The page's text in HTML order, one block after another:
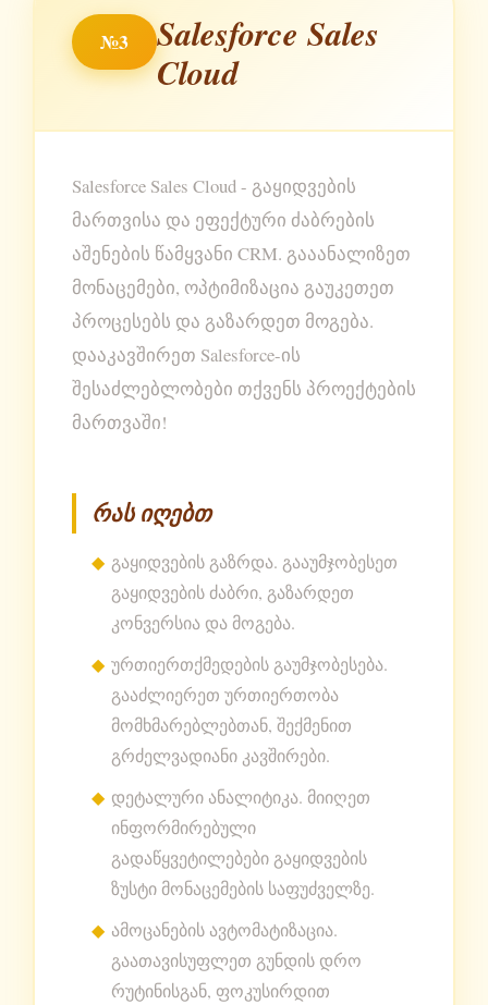
№3
Salesforce Sales
Cloud
Salesforce Sales Cloud - გაყიდვების
მართვისა და ეფექტური ძაბრების
აშენების წამყვანი CRM. გააანალიზეთ
მონაცემები, ოპტიმიზაცია გაუკეთეთ
პროცესებს და გაზარდეთ მოგება.
დააკავშირეთ Salesforce-ის
შესაძლებლობები თქვენს პროექტების
მართვაში!
რას იღებთ
გაყიდვების გაზრდა. გააუმჯობესეთ
გაყიდვების ძაბრი, გაზარდეთ
კონვერსია და მოგება.
ურთიერთქმედების გაუმჯობესება.
გააძლიერეთ ურთიერთობა
მომხმარებლებთან, შექმენით
გრძელვადიანი კავშირები.
დეტალური ანალიტიკა. მიიღეთ
ინფორმირებული
გადაწყვეტილებები გაყიდვების
ზუსტი მონაცემების საფუძველზე.
ამოცანების ავტომატიზაცია.
გაათავისუფლეთ გუნდის დრო
რუტინისგან, ფოკუსირდით